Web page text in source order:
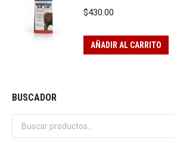
$430.00
AÑADIR AL CARRITO
BUSCADOR